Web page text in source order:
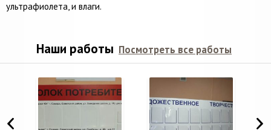
ультрафиолета, и влаги.
Посмотреть все работы
Наши работы